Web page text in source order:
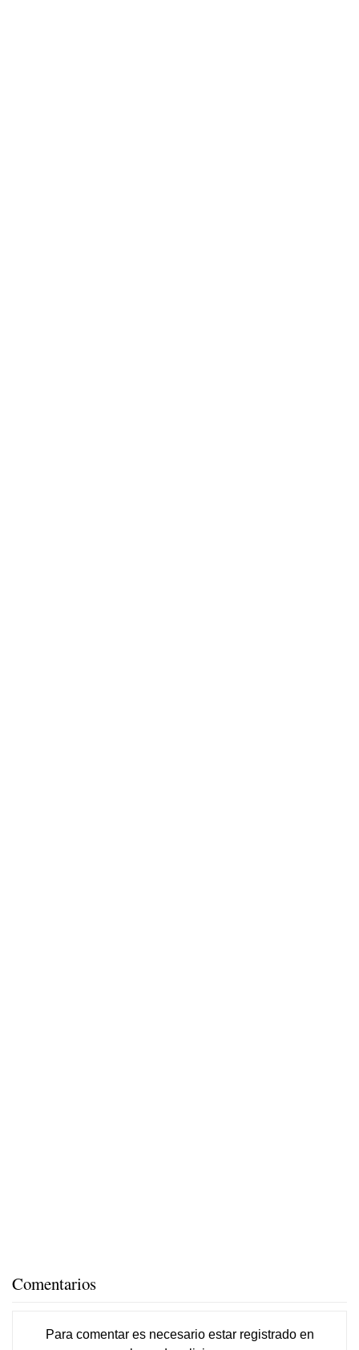
Comentarios
Para comentar es necesario estar registradoen